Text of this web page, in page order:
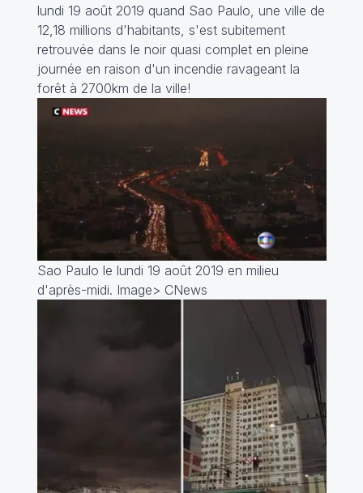
lundi 19 août 2019 quand Sao Paulo, une ville de
12,18 millions d'habitants, s'est subitement
retrouvée dans le noir quasi complet en pleine
journée en raison d'un incendie ravageant la
forêt à 2700km de la ville!
Sao Paulo le lundi 19 août 2019 en milieu
d'après-midi. Image> CNews